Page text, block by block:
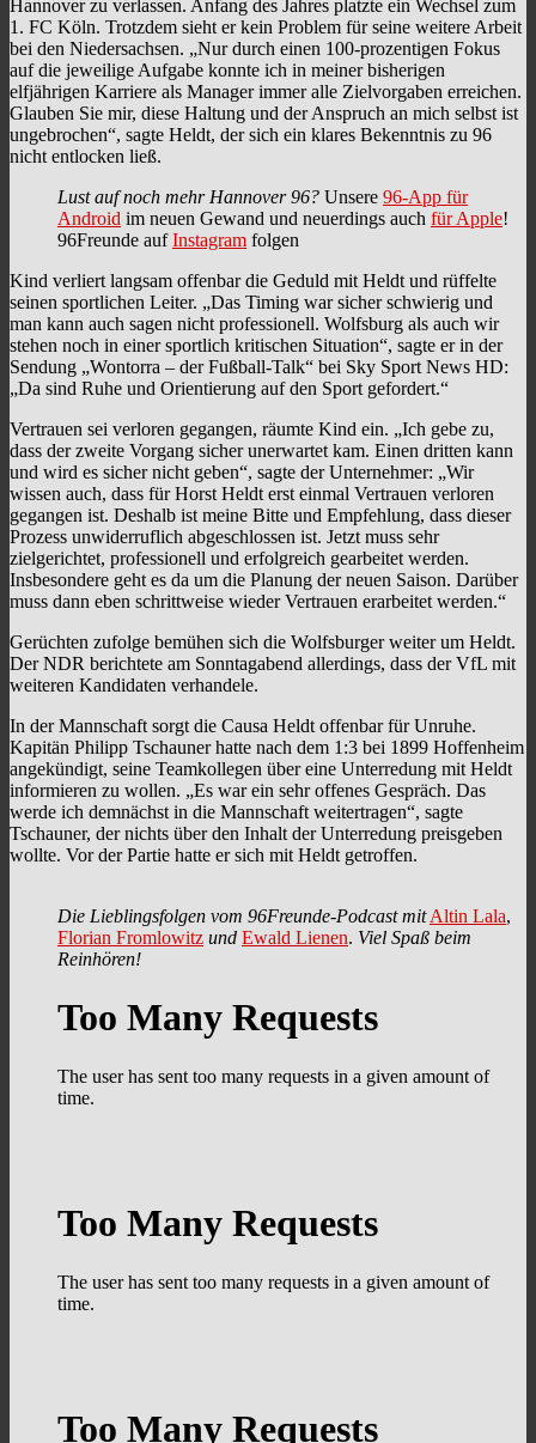
Hannover zu verlassen. Anfang des Jahres platzte ein Wechsel zum
1. FC Köln. Trotzdem sieht er kein Problem für seine weitere Arbeit
bei den Niedersachsen. „Nur durch einen 100-prozentigen Fokus
auf die jeweilige Aufgabe konnte ich in meiner bisherigen
elfjährigen Karriere als Manager immer alle Zielvorgaben erreichen.
Glauben Sie mir, diese Haltung und der Anspruch an mich selbst ist
ungebrochen“, sagte Heldt, der sich ein klares Bekenntnis zu 96
nicht entlocken ließ.
Lust auf noch mehr Hannover 96? Unsere 96-App für
Android im neuen Gewand und neuerdings auch für Apple!
96Freunde aufInstagram folgen
Kind verliert langsam offenbar die Geduld mit Heldt und rüffelte
seinen sportlichen Leiter. „Das Timing war sicher schwierig und
man kann auch sagen nicht professionell. Wolfsburg als auch wir
stehen noch in einer sportlich kritischen Situation“, sagte er in der
Sendung „Wontorra – der Fußball-Talk“ bei Sky Sport News HD:
„Da sind Ruhe und Orientierung auf den Sport gefordert.“
Vertrauen sei verloren gegangen, räumte Kind ein. „Ich gebe zu,
dass der zweite Vorgang sicher unerwartet kam. Einen dritten kann
und wird es sicher nicht geben“, sagte der Unternehmer: „Wir
wissen auch, dass für Horst Heldt erst einmal Vertrauen verloren
gegangen ist. Deshalb ist meine Bitte und Empfehlung, dass dieser
Prozess unwiderruflich abgeschlossen ist. Jetzt muss sehr
zielgerichtet, professionell und erfolgreich gearbeitet werden.
Insbesondere geht es da um die Planung der neuen Saison. Darüber
muss dann eben schrittweise wieder Vertrauen erarbeitet werden.“
Gerüchten zufolge bemühen sich die Wolfsburger weiter um Heldt.
Der NDR berichtete am Sonntagabend allerdings, dass der VfL mit
weiteren Kandidaten verhandele.
In der Mannschaft sorgt die Causa Heldt offenbar für Unruhe.
Kapitän Philipp Tschauner hatte nach dem 1:3 bei 1899 Hoffenheim
angekündigt, seine Teamkollegen über eine Unterredung mit Heldt
informieren zu wollen. „Es war ein sehr offenes Gespräch. Das
werde ich demnächst in die Mannschaft weitertragen“, sagte
Tschauner, der nichts über den Inhalt der Unterredung preisgeben
wollte. Vor der Partie hatte er sich mit Heldt getroffen.
Die Lieblingsfolgen vom 96Freunde-Podcast mit Altin Lala,
Florian Fromlowitz und Ewald Lienen. Viel Spaß beim
Reinhören!